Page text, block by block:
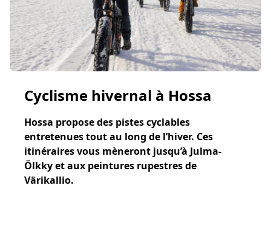
Cyclisme hivernal à Hossa
Hossa propose des pistes cyclables
entretenues tout au long de l’hiver. Ces
itinéraires vous mèneront jusqu’à Julma-
Ölkky et aux peintures rupestres de
Värikallio.